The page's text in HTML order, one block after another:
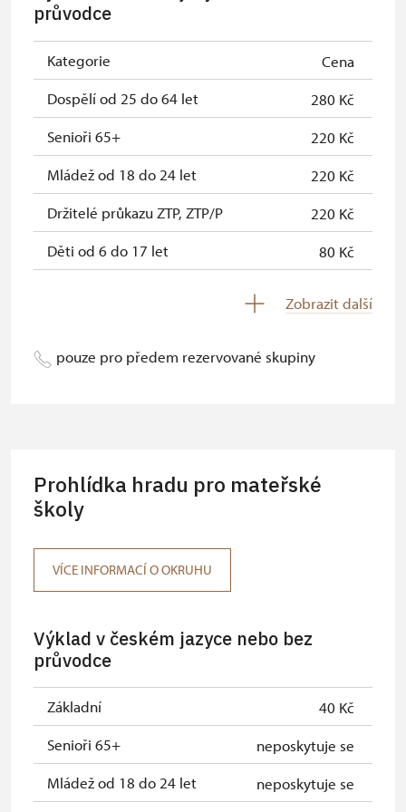
Průkaz zaměstnance NPÚ (+ až 3
rodinní příslušníci)
Neposkytuje se
Průkaz Náš člověk (pouze držitel)
Neposkytuje se
Pernamentka Na památky
Neposkytuje se
průvodce
Kategorie
Cena
Dospělí od 25 do 64 let
280 Kč
Senioři 65+
220 Kč
Mládež od 18 do 24 let
220 Kč
Držitelé průkazu ZTP, ZTP/P
220 Kč
Děti od 6 do 17 let
80 Kč
Pedagogický dozor (pro školní
neposkytuje se
Karta zaměstnance PO MK ČR s QR
kódem MK ČR (pouze držitel)
neposkytuje se
Celoroční volná vstupenka vydaná
Jednorázová vstupenka vydaná NPÚ
(pouze držitel)
neposkytuje se
Průkaz zaměstnance NPÚ (+ až 3
rodinní příslušníci)
neposkytuje se
Průkaz Náš člověk (pouze držitel)neposkytuje se
Pernamentka Na památky (pouzeneposkytuje se
Zobrazit další
pouze pro předem rezervované skupiny
Prohlídka hradu pro mateřské
školy
VÍCE INFORMACÍ O OKRUHU
Výklad v českém jazyce nebo bez
průvodce
Základní
40 Kč
Senioři 65+
neposkytuje se
Mládež od 18 do 24 let
neposkytuje se